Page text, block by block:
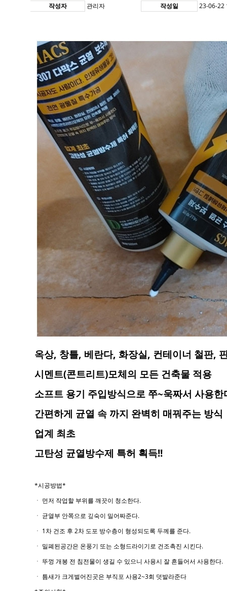
작성자 관리자 작성일 23-06-22
옥상, 창틀, 베란다, 화장실, 컨테이너 철판,
시멘트(콘트리트)모체의 모든 건축물 적용
소프트 용기 주입방식으로 쭈~욱짜서 사용
간편하게 균열 속 까지 완벽히 매꿔주는 방식
업계 최초
고탄성 균열방수제 특허 획득!!
*시공방법*
ㆍ 먼저 작업할 부위를 깨끗이 청소한다.
ㆍ 균열부 안쪽으로 깊숙이 밀어짜준다.
ㆍ 1차 건조 후 2차 도포 방수층이 형성되도록 두께를 준다.
ㆍ 밀폐된공간은 온풍기 또는 소형드라이기로 건조촉진 시킨다.
ㆍ 뚜껑 개봉 전 침전물이 생길 수 있으니 사용시 잘 흔들어서 사용한다.
ㆍ 틈새가 크게벌어진곳은 부직포 사용2~3회 덧발라준다